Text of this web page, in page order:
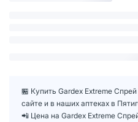
🏪 Купить Gardex Extreme
сайте и в наших аптеках в
📲 Цена на Gardex Extreme